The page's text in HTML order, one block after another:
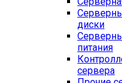
диски
питания
сервера